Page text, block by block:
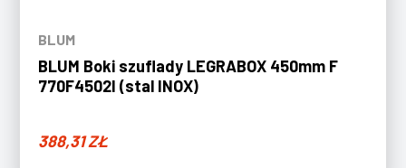
BLUM
BLUM Boki szuflady LEGRABOX 450mm F
770F4502I (stal INOX)
388,31ZŁ